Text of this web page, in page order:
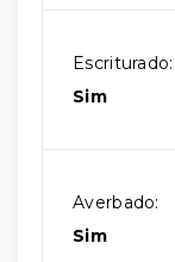
Escriturado:
Sim
Averbado:
Sim